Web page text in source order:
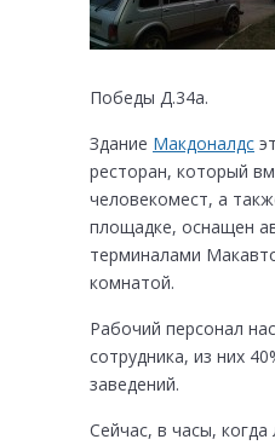
Победы Д.34а.
Здание Макдоналдс
ресторан, который
человекомест, а
площадке, оснащен
терминалами
комнатой.
Рабочий персонал
сотрудника, из них
заведений.
Сейчас, в часы,